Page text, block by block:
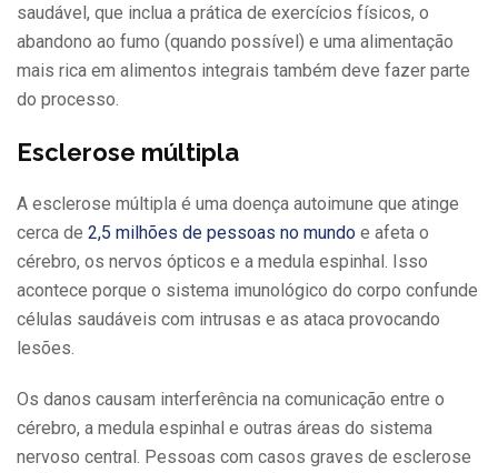
saudável, que inclua a prática de exercícios físicos, o
abandono ao fumo (quando possível) e uma alimentação
mais rica em alimentos integrais também deve fazer parte
do processo.
Esclerose múltipla
A esclerose múltipla é uma doença autoimune que atinge
cerca de 2,5 milhões de pessoas no mundo e afeta o
cérebro, os nervos ópticos e a medula espinhal. Isso
acontece porque o sistema imunológico do corpo confunde
células saudáveis com intrusas e as ataca provocando
lesões.
Os danos causam interferência na comunicação entre o
cérebro, a medula espinhal e outras áreas do sistema
nervoso central. Pessoas com casos graves de esclerose